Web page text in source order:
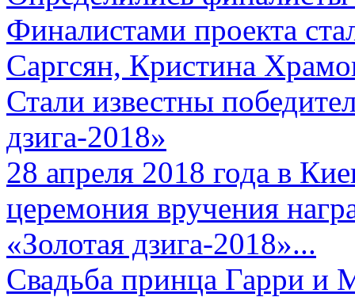
Финалистами проекта
Саргсян, Кристина
Стали известны
дзига-2018»
28 апреля 2018 года в
церемония вручения
«Золотая дзига-2018»...
Свадьба принца Гарри и